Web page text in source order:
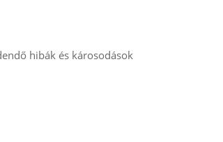
hibák és károsodások